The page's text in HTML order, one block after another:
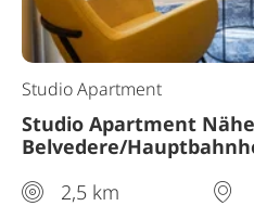
Studio Apartment
Studio Apartment Nähe
Belvedere/
2,5 km